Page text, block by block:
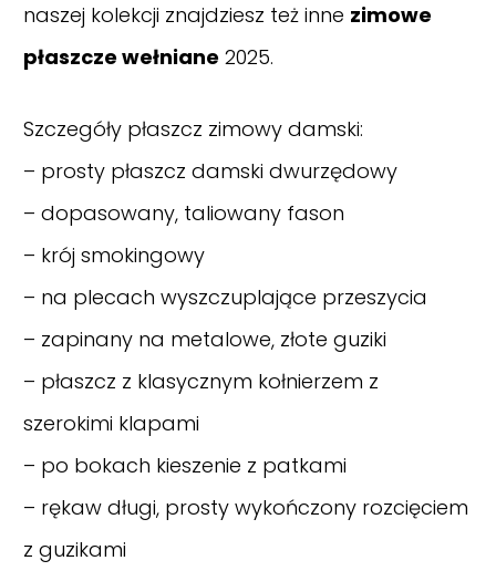
naszej kolekcji znajdziesz też inne zimowe
płaszcze wełniane 2025.
Szczegóły płaszcz zimowy damski:
– prosty płaszcz damski dwurzędowy
– dopasowany, taliowany fason
– krój smokingowy
– na plecach wyszczuplające przeszycia
– zapinany na metalowe, złote guziki
– płaszcz z klasycznym kołnierzem z
szerokimi klapami
– po bokach kieszenie z patkami
– rękaw długi, prosty wykończony rozcięciem
z guzikami